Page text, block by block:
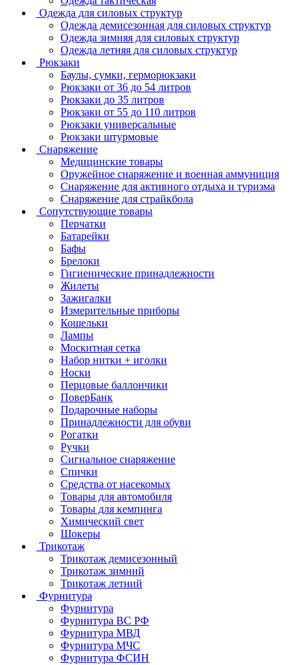
Одежда для силовых структур
Одежда демисезонная для силовых структур
Одежда зимняя для силовых структур
Одежда летняя для силовых структур
Рюкзаки
Баулы, сумки, герморюкзаки
Рюкзаки от 36 до 54 литров
Рюкзаки до 35 литров
Рюкзаки от 55 до 110 литров
Рюкзаки универсальные
Рюкзаки штурмовые
Снаряжение
Медицинские товары
Оружейное снаряжение и военная аммуниция
Снаряжение для активного отдыха и туризма
Снаряжение для страйкбола
Сопутствующие товары
Перчатки
Батарейки
Бафы
Брелоки
Гигиенические принадлежности
Жилеты
Зажигалки
Измерительные приборы
Кошельки
Лампы
Москитная сетка
Набор нитки + иголки
Носки
Перцовые баллончики
ПоверБанк
Подарочные наборы
Принадлежности для обуви
Рогатки
Ручки
Сигнальное снаряжение
Спички
Средства от насекомых
Товары для автомобиля
Товары для кемпинга
Химический свет
Шокеры
Трикотаж
Трикотаж демисезонный
Трикотаж зимний
Трикотаж летний
Фурнитура
Фурнитура
Фурнитура ВС РФ
Фурнитура МВД
Фурнитура МЧС
Фурнитура ФСИН